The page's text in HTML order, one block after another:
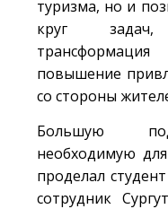
туризма, но и
круг
повышение
со стороны
Большую
необходимую
проделал
сотрудник